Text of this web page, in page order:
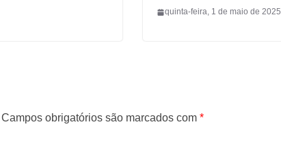
quinta-feira, 1 de maio de 2025
Campos obrigatórios são marcados com *